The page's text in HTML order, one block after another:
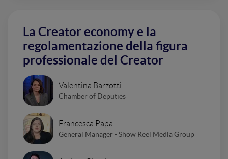
La Creator economy e la
regolamentazione della figura
professionale del Creator
Valentina Barzotti
Chamber of Deputies
Francesca Papa
General Manager - Show Reel Media Group